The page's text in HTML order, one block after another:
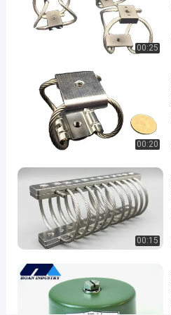
δονήσεων
#
συρματόπλεγματος
#
Μικροί
απομονωτές
συρματόπλεγματος
ά
α
ρ
00:25
00:20
00:15